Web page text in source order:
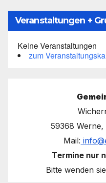
Veranstaltungen +
Keine Veranstaltungen
zum
59368 Werne,
Mail:
Termine nur
Bitte wenden